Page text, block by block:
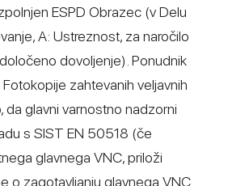
ESPD Obrazec (v Delu
A: Ustreznost, za naročilo
dovoljenje). Ponudnik
zahtevanih veljavnih
da glavni varnostno nadzorni
s SIST EN 50518 (če
glavnega VNC, priloži
o zagotavljanju glavnega VNC